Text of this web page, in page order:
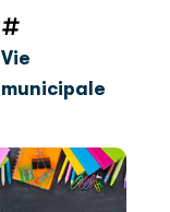
Vie
municipale